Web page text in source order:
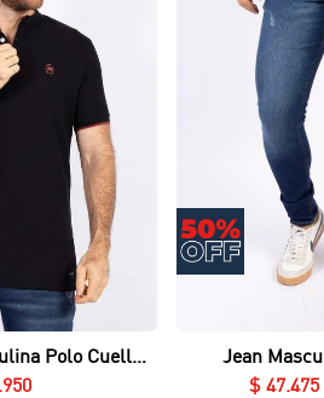
rápida
Polo Cuello
Piqué Lycrado
950
Jean
$ 47.475